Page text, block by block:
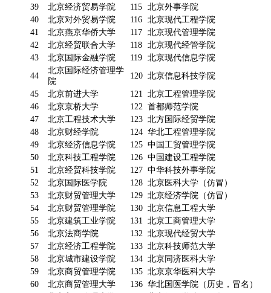
39
北京经济贸易学院 115 北京外事学院
40
北京对外贸易学院 116 北京现代工程学院
41
北京燕京华侨大学 117 北京现代管理学院
42
北京经贸联合大学 118 北京现代经管学院
43
北京国际金融学院 119 北京现代信息学院
44
北京国际经济管理学
院
120 北京信息科技学院
45
北京前进大学 121 北京工程管理学院
46
北京京桥大学 122 首都师范学院
47
北京工程技术大学 123 北方国际经贸学院
48
北京财经学院 124 华北工程管理学院
49
北京经济信息学院 125 中国工贸管理学院
50
北京科技工程学院 126 中国建设工程学院
51
北京经贸科技学院 127 中华科技外事学院
52
北京国际医学院 128 北京医科大学（仿冒）
53
北京财贸管理大学 129 北京经济学院（仿冒）
54
北京财贸管理学院 130 北京信息工程大学
55
北京建筑工业学院 131 北京工商管理大学
56
北京法商学院 132 北京现代经贸大学
57
北京经济工程学院 133 北京科技师范大学
58
北京城市建设学院 134 北京同济医科大学
59
北京商贸管理学院 135 北京京华医科大学
60
北京商贸管理大学 136 华北国医学院（历史，冒名）